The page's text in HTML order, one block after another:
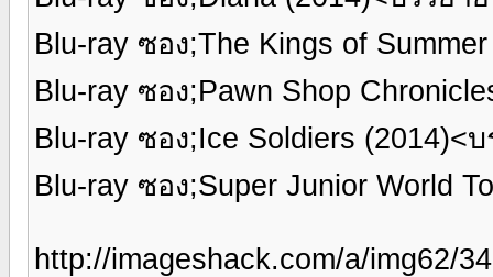
Blu-ray ซอง;The Kings of
Blu-ray ซอง;Pawn Shop
Blu-ray ซอง;Ice Soldiers (2014)<
Blu-ray ซอง;Super Junior World
http://imageshack.com/a/img62/